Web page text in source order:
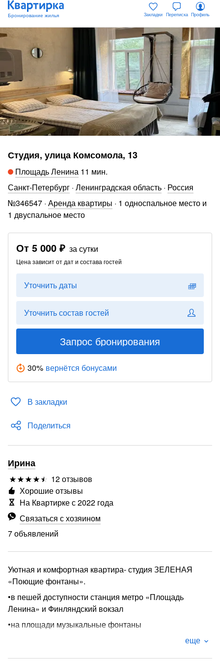
Закладки Переписка Профиль
Студия, улица Комсомола, 13
Площадь Ленина 11 мин.
Санкт-Петербург · Ленинградская область · Россия
№346547 · Аренда квартиры · 1 односпальное место и
1 двуспальное место
От 5 000 ₽ за сутки
Цена зависит от дат и состава гостей
Уточнить даты
Уточнить состав гостей
Запрос бронирования
30% вернётся бонусами
В закладки
Поделиться
Ирина
12 отзывов
Связаться с хозяином
7 объявлений
Хорошие отзывы
На Квартирке с 2022 года
Уютная и комфортная квартира- студия ЗЕЛЕНАЯ
«Поющие фонтаны».
•в пешей доступности станция метро «Площадь
Ленина» и Финляндский вокзал
•на площади музыкальные фонтаны
•в 5 минутах ходьбы набережная Невы, обустроенная
еще